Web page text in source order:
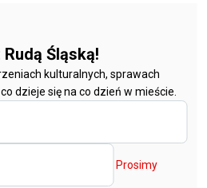
Śląską!
kulturalnych, sprawach
dzieje się na co dzień w mieście.
Prosimy